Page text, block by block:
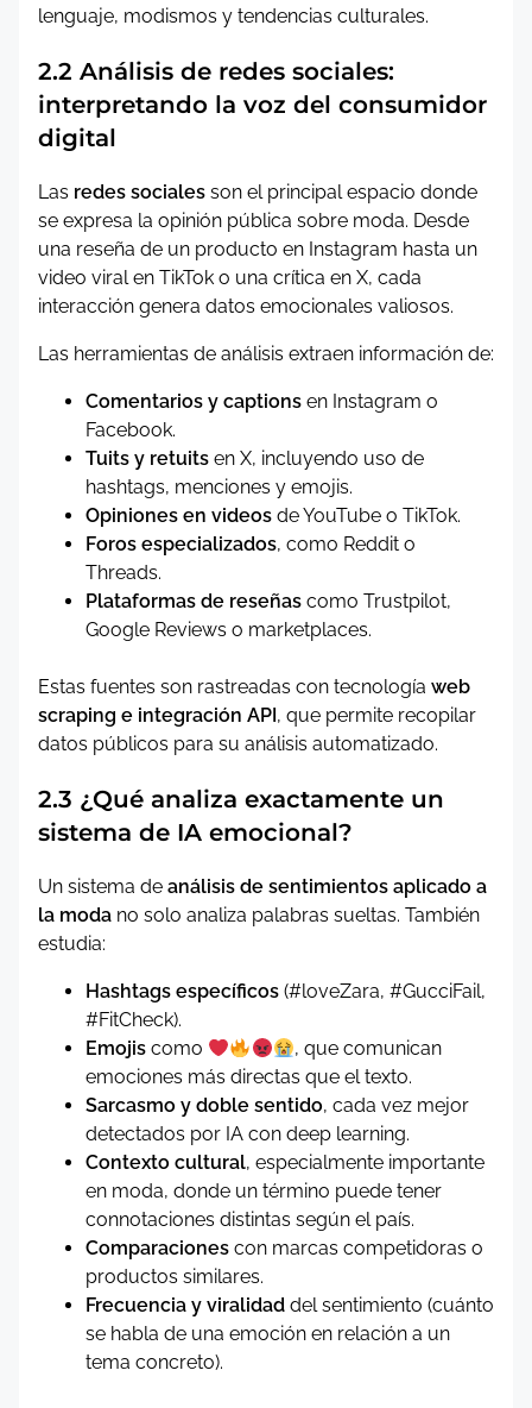
lenguaje, modismos y tendencias culturales.
2.2 Análisis de redes sociales:
interpretando la voz del consumidor
digital
Las redes sociales son el principal espacio donde
se expresa la opinión pública sobre moda. Desde
una reseña de un producto en Instagram hasta un
video viral en TikTok o una crítica en X, cada
interacción genera datos emocionales valiosos.
Las herramientas de análisis extraen información de:
Comentarios y captions en Instagram o
Facebook.
Tuits y retuits en X, incluyendo uso de
hashtags, menciones y emojis.
Opiniones en videos de YouTube o TikTok.
Foros especializados, como Reddit o
Threads.
Plataformas de reseñas como Trustpilot,
Google Reviews o marketplaces.
Estas fuentes son rastreadas con tecnología web
scraping e integración API, que permite recopilar
datos públicos para su análisis automatizado.
2.3 ¿Qué analiza exactamente un
sistema de IA emocional?
Un sistema de análisis de sentimientos aplicado a
la moda no solo analiza palabras sueltas. También
estudia:
Hashtags específicos (#loveZara, #GucciFail,
#FitCheck).
Emojis como
, que comunican
emociones más directas que el texto.
Sarcasmo y doble sentido, cada vez mejor
detectados por IA con deep learning.
Contexto cultural, especialmente importante
en moda, donde un término puede tener
connotaciones distintas según el país.
Comparaciones con marcas competidoras o
productos similares.
Frecuencia y viralidad del sentimiento (cuánto
se habla de una emoción en relación a un
tema concreto).